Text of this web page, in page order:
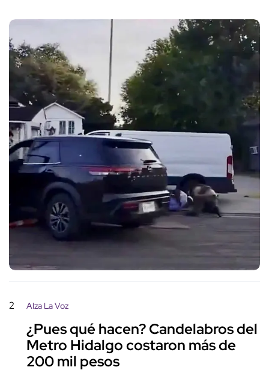
2 Alza La Voz
¿Pues qué hacen? Candelabros del
Metro Hidalgo costaron más de
200 mil pesos